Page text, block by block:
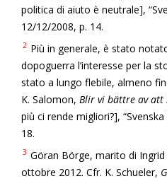
politica di aiuto è neutrale],
12/12/2008, p. 14.
2 Più in generale, è stato
dopoguerra l’interesse per la
stato a lungo flebile, almeno
K. Salomon, Blir vi bättre av att
più ci rende migliori?],
18.
3 Göran Börge, marito di
ottobre 2012. Cfr. K. Schueler,